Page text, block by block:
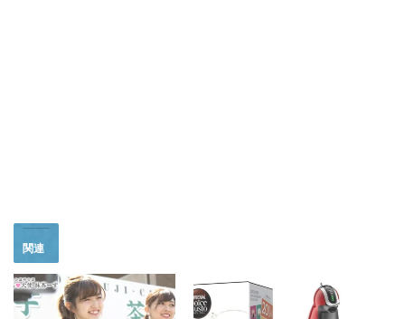
関連